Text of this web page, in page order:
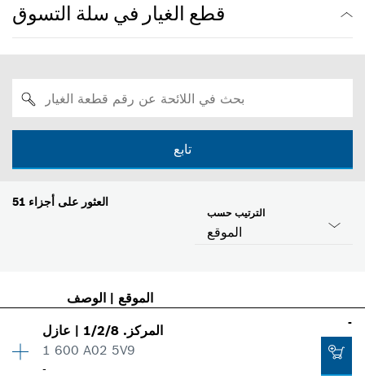
قطع الغيار في سلة التسوق
تابع
51 العثور على أجزاء
الموقع
الترتيب حسب
الموقع |الوصف
المركز .
1/2/8
| عازل
1 600 A02 5V9
-
-